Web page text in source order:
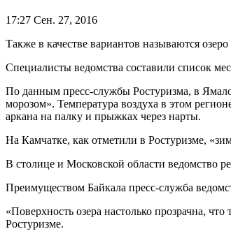
17:27 Сен. 27, 2016
Также в качестве вариантов называются
Специалисты ведомства составили список
По данным пресс-службы Ростуризма, в
морозом». Температура воздуха в этом
аркана на палку и прыжках через нарты.
На Камчатке, как отметили в Ростуризме,
В столице и Московской области ведомство
Преимуществом Байкала пресс-служба
«Поверхность озера настолько прозрачна,
Ростуризме.